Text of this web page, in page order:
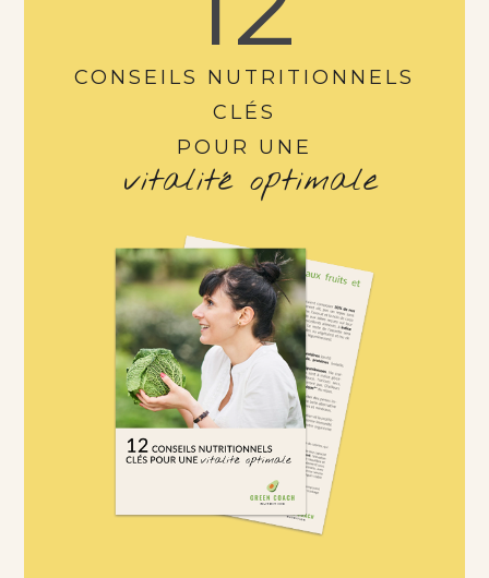
CONSEILS NUTRITIONNELS
CLÉS
POUR UNE
vitalité optimale